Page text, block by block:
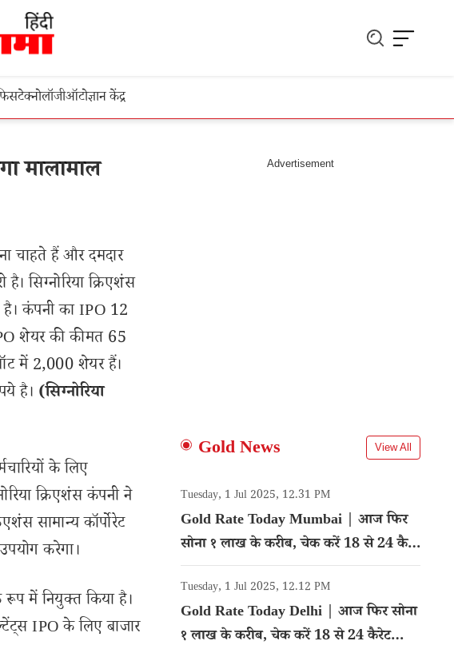
टेक्नोलॉजीऑटोज्ञान केंद्र
मालामाल
चाहते हैं और दमदार
सिग्नोरिया क्रिएशंस
कंपनी का IPO 12
शेयर की कीमत 65
में 2,000 शेयर हैं।
है। (सिग्नोरिया
के लिए
क्रिएशंस कंपनी ने
सामान्य कॉर्पोरेट
करेगा।
रूप में नियुक्त किया है।
IPO के लिए बाजार
Gold News View All
Tuesday, 1 Jul 2025, 12.31 PM
Gold Rate Today Mumbai | आज फिर
सोना १ लाख के करीब, चेक करें 18 से 24 कैरेट
गोल्ड का रेट
Tuesday, 1 Jul 2025, 12.12 PM
Gold Rate Today Delhi | आज फिर सोना
१ लाख के करीब, चेक करें 18 से 24 कैरेट